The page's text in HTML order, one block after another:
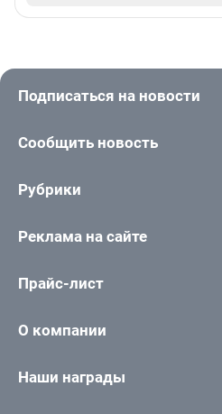
Подписаться на новости
Сообщить новость
Рубрики
Реклама на сайте
Прайс-лист
О компании
Наши награды